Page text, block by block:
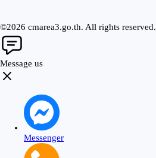
©2026 cmarea3.go.th. All rights reserved.
Message us
Messenger